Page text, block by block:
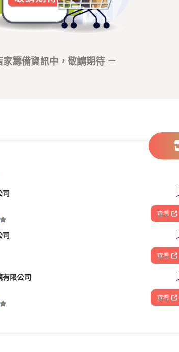
家籌備資訊中，敬請期待 －
司
查看
司
查看
有限公司
查看